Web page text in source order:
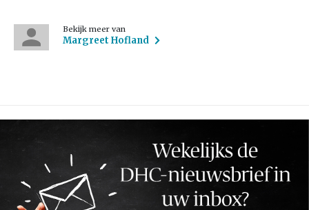
Bekijk meer van
Margreet Hofland